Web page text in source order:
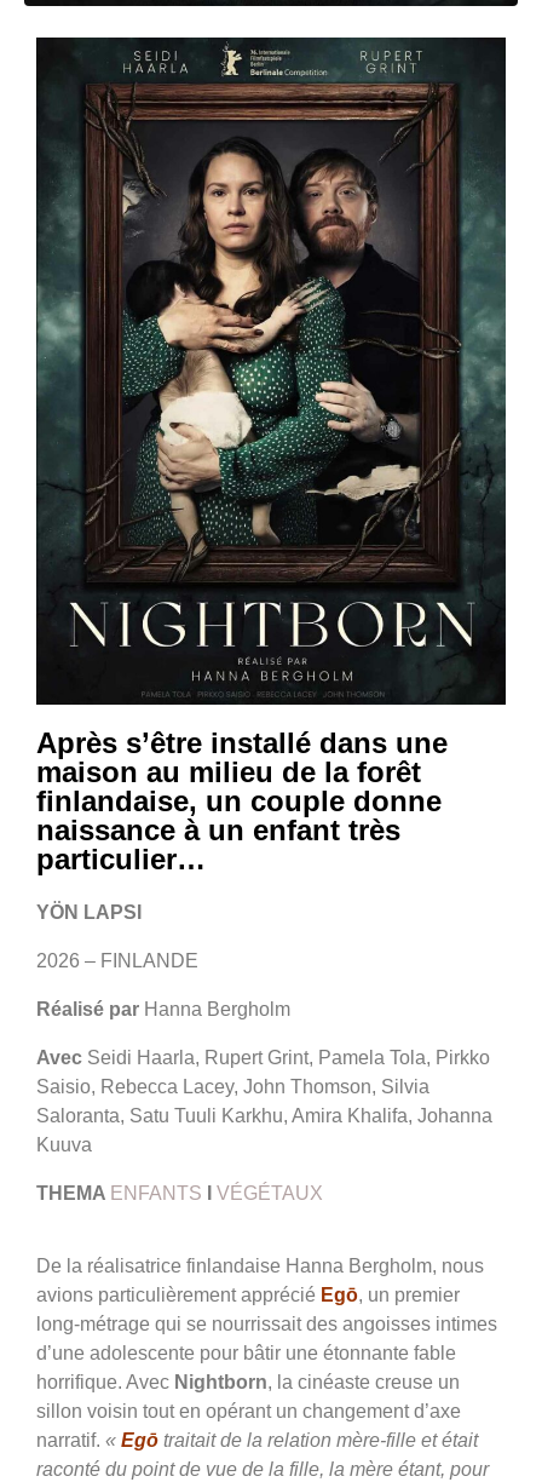
Après s’être installé dans une
maison au milieu de la forêt
finlandaise, un couple donne
naissance à un enfant très
particulier…
YÖN LAPSI
2026 – FINLANDE
Réalisé par Hanna Bergholm
Avec Seidi Haarla, Rupert Grint, Pamela Tola, Pirkko
Saisio, Rebecca Lacey, John Thomson, Silvia
Saloranta, Satu Tuuli Karkhu, Amira Khalifa, Johanna
Kuuva
THEMA ENFANTS VÉGÉTAUX
De la réalisatrice finlandaise Hanna Bergholm, nous
avions particulièrement apprécié Egō, un premier
long-métrage qui se nourrissait des angoisses intimes
d’une adolescente pour bâtir une étonnante fable
horrifique. Avec Nightborn, la cinéaste creuse un
sillon voisin tout en opérant un changement d’axe
narratif. « Egō traitait de la relation mère-fille et était
raconté du point de vue de la fille, la mère étant, pour